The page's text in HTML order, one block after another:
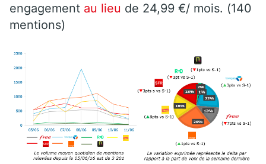
engagement au lieu de 24,99 €/ mois. (140
mentions)